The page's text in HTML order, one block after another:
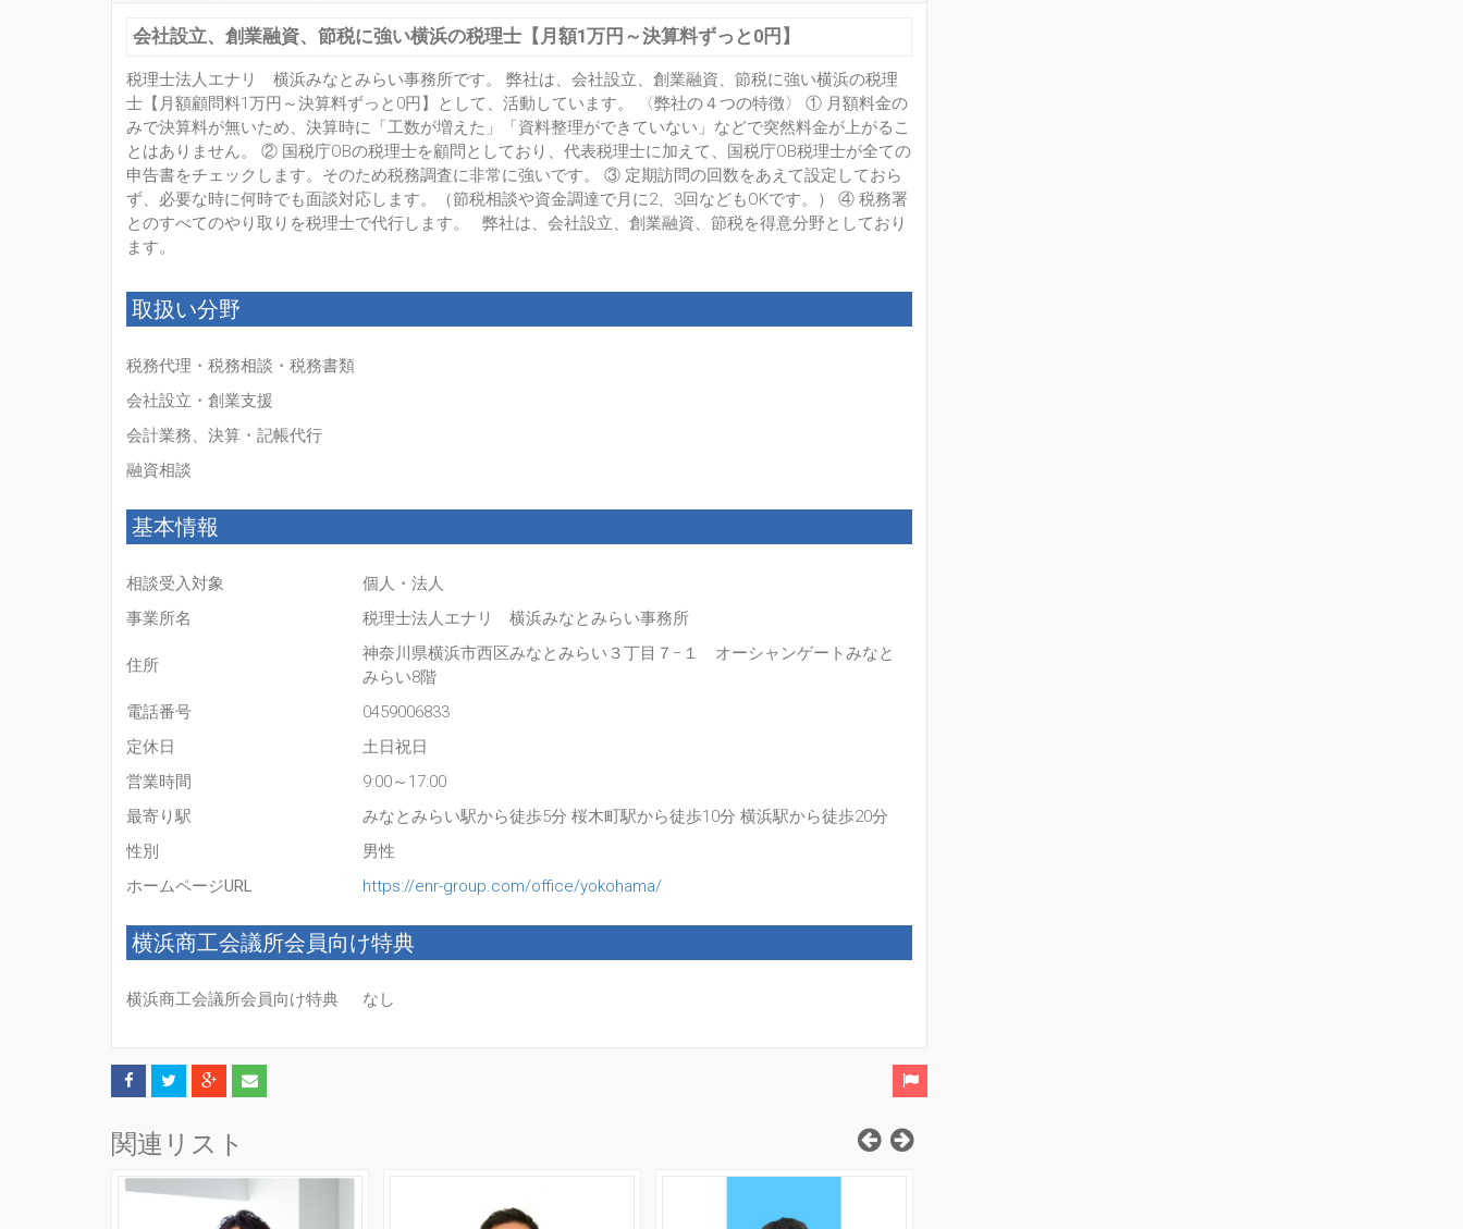
会社設立、創業融資、節税に強い横浜の税理士【月額1万円～決算料ずっと0円】
税理士法人エナリ 横浜みなとみらい事務所です。 弊社は、会社設立、創業融資、節税に強い横浜の税理
士【月額顧問料1万円～決算料ずっと0円】として、活動しています。 〈弊社の４つの特徴〉 ① 月額料金の
みで決算料が無いため、決算時に「工数が増えた」「資料整理ができていない」などで突然料金が上がるこ
とはありません。 ② 国税庁OBの税理士を顧問としており、代表税理士に加えて、国税庁OB税理士が全ての
申告書をチェックします。そのため税務調査に非常に強いです。 ③ 定期訪問の回数をあえて設定しておら
ず、必要な時に何時でも面談対応します。（節税相談や資金調達で月に2、3回などもOKです。） ④ 税務署
とのすべてのやり取りを税理士で代行します。 弊社は、会社設立、創業融資、節税を得意分野としており
ます。
取扱い分野
税務代理・税務相談・税務書類
会社設立・創業支援
会計業務、決算・記帳代行
融資相談
基本情報
相談受入対象
個人・法人
事業所名
税理士法人エナリ 横浜みなとみらい事務所
住所
神奈川県横浜市西区みなとみらい３丁目７−１ オーシャンゲートみなと
みらい8階
電話番号
0459006833
定休日
土日祝日
営業時間
9:00～17:00
最寄り駅
みなとみらい駅から徒歩5分 桜木町駅から徒歩10分 横浜駅から徒歩20分
性別
男性
ホームページURL
https://enr-group.com/office/yokohama/
横浜商工会議所会員向け特典
横浜商工会議所会員向け特典 なし
関連リスト